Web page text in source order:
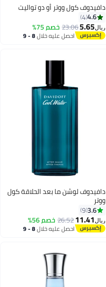
دافيدوف كول ووتر أو دو تواليت
4.6
4
ريال5.65
23.06خصم 75%
احصل عليه خلال 8 - 9
اغسطس
دافيدوف لوشن ما بعد الحلاقة كول
ووتر
3.6
9
ريال11.41
26.52خصم 56%
احصل عليه خلال 8 - 9